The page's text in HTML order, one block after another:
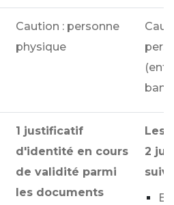
Caution : personne
physique
1 justificatif
d'identité en cours
de validité parmi
les documents
Les
2